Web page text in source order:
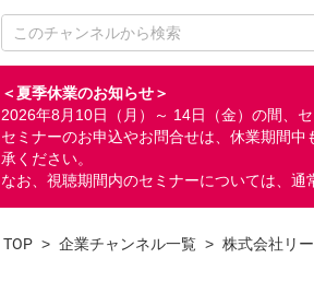
＜夏季休業のお知らせ＞
2026年8月10日（月）～ 14日（金）の間、
セミナーのお申込やお問合せは、休業期間
承ください。
なお、視聴期間内のセミナーについては、通
TOP > 企業チャンネル一覧 > 株式会社リ